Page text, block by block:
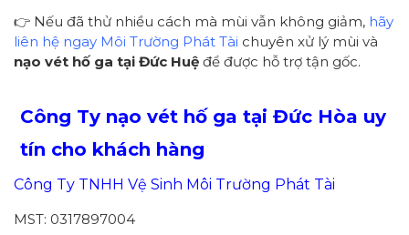
👉 Nếu đã thử nhiều cách mà mùi vẫn không giảm, hãy
liên hệ ngay Môi Trường Phát Tài chuyên xử lý mùi và
nạo vét hố ga tại Đức Huệ để được hỗ trợ tận gốc.
Công Ty nạo vét hố ga tại Đức Hòa uy
tín cho khách hàng
Công Ty TNHH Vệ Sinh Môi Trường Phát Tài
MST: 0317897004